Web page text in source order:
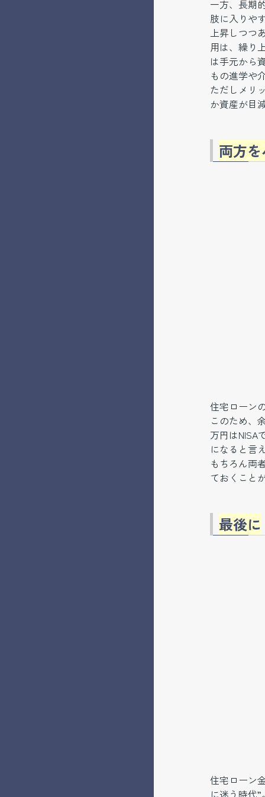
一方、長期
肢に入りや
上昇しつつ
用は、繰り
は手元から
もの進学や
ただしメリ
か資産が目
両方
住宅ローン
このため、
万円はNISA
になると言
もちろん両
ておくこと
最後に
住宅ローン